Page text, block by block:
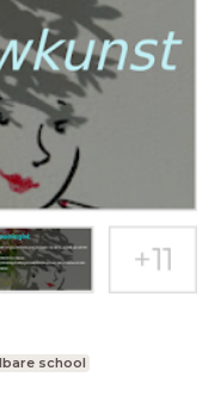
school